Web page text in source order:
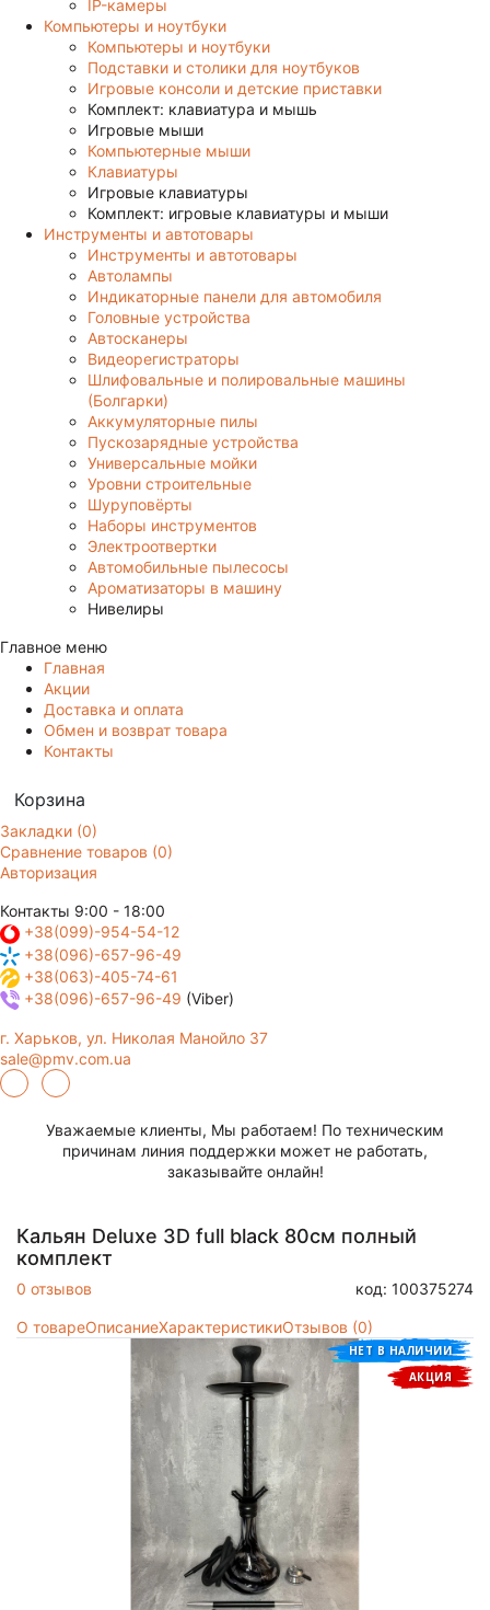
IP-камеры
Компьютеры и ноутбуки
Компьютеры и ноутбуки
Подставки и столики для ноутбуков
Игровые консоли и детские приставки
Комплект: клавиатура и мышь
Игровые мыши
Компьютерные мыши
Клавиатуры
Игровые клавиатуры
Комплект: игровые клавиатуры и мыши
Инструменты и автотовары
Инструменты и автотовары
Автолампы
Индикаторные панели для автомобиля
Головные устройства
Автосканеры
Видеорегистраторы
Шлифовальные и полировальные машины
(Болгарки)
Аккумуляторные пилы
Пускозарядные устройства
Универсальные мойки
Уровни строительные
Шуруповёрты
Наборы инструментов
Электроотвертки
Автомобильные пылесосы
Ароматизаторы в машину
Нивелиры
Главное меню
Главная
Акции
Доставка и оплата
Обмен и возврат товара
Контакты
Корзина
Закладки (0)
Сравнение товаров (0)
Авторизация
Контакты 9:00 - 18:00
+38(099)-954-54-12
+38(096)-657-96-49
+38(063)-405-74-61
+38(096)-657-96-49 (Viber)
г. Харьков, ул. Николая Манойло 37
sale@pmv.com.ua
Уважаемые клиенты, Мы работаем! По техническим
причинам линия поддержки может не работать,
заказывайте онлайн!
Кальян Deluxe 3D full black 80см полный
комплект
0 отзывов код: 100375274
О товареОписаниеХарактеристикиОтзывов (0)
НЕТ В НАЛИЧИИ
АКЦИЯ